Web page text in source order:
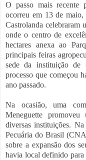
O passo mais recente
ocorreu em 13 de
Castrolanda celebraram
onde o centro de
hectares anexa ao
principais feiras
sede da instituição de
processo que começou
ano passado.
Na ocasião, uma
Meneguette
diversas instituições.
Pecuária do Brasil
sobre a expansão dos
havia local definido para